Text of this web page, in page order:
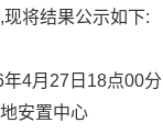
将结果公示如下:
4月27日18点00
安置中心